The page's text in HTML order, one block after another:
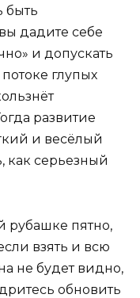
быть
дадите себе
и допускать
глупых
развитие
и весёлый
как серьезный
рубашке пятно,
взять и всю
не будет видно,
обновить